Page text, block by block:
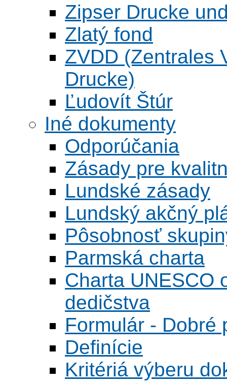
Zipser Drucke
Zlatý fond
ZVDD (Zentrales
Drucke)
Ľudovít Štúr
Iné dokumenty
Odporúčania
Zásady pre
Lundské zásady
Lundský akčný
Pôsobnosť
Parmská charta
Charta UNESCO
dedičstva
Formulár - Dobré
Definície
Kritériá výberu